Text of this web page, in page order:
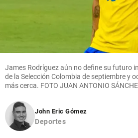
James Rodríguez aún no define su futuro
de la Selección Colombia de septiembre y
más cerca. FOTO JUAN ANTONIO
John Eric Gómez
Deportes